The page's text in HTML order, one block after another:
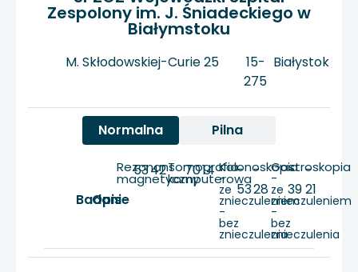
Zespolony im. J. Śniadeckiego w
Białymstoku
M. Skłodowskiej-Curie 25
15-
275
Białystok
Normalna Pilna
Badanie
Opis
Rezonans
magnetyczny
5342Tomografia
komputerowa
7014 Kolonoskopia
-
ze
znieczuleniem
-
bez
znieczulenia
-
53
-
28
Gastroskopia
-
ze
znieczuleniem
-
bez
znieczulenia
-
39
-
21